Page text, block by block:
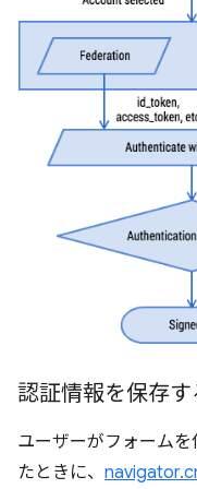
認証情報を保存す
ユーザーがフォーム
たときに、